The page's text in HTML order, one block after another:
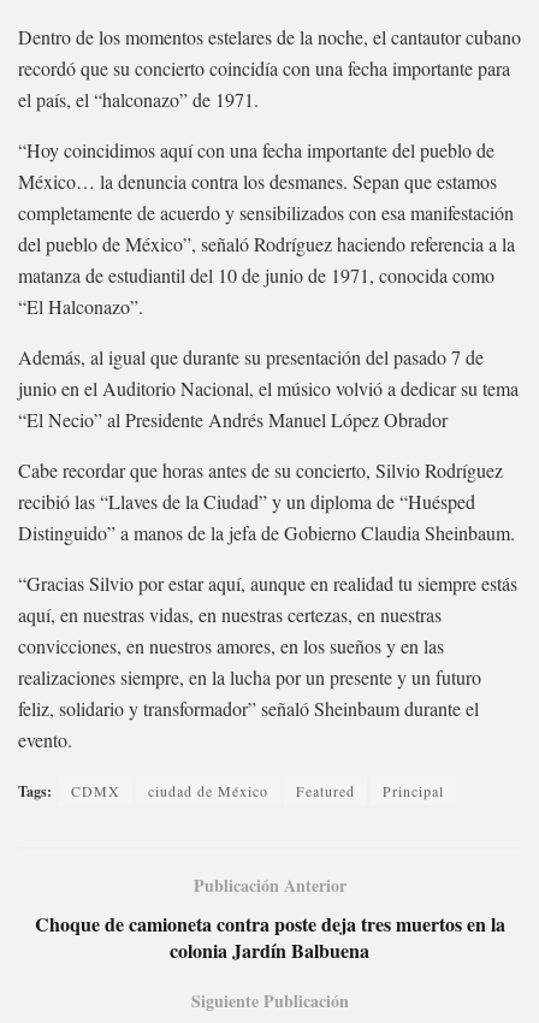
Dentro de los momentos estelares de la noche, el cantautor cubano
recordó que su concierto coincidía con una fecha importante para
el país, el “halconazo” de 1971.
“Hoy coincidimos aquí con una fecha importante del pueblo de
México… la denuncia contra los desmanes. Sepan que estamos
completamente de acuerdo y sensibilizados con esa manifestación
del pueblo de México”, señaló Rodríguez haciendo referencia a la
matanza de estudiantil del 10 de junio de 1971, conocida como
“El Halconazo”.
Además, al igual que durante su presentación del pasado 7 de
junio en el Auditorio Nacional, el músico volvió a dedicar su tema
“El Necio” al Presidente Andrés Manuel López Obrador
Cabe recordar que horas antes de su concierto, Silvio Rodríguez
recibió las “Llaves de la Ciudad” y un diploma de “Huésped
Distinguido” a manos de la jefa de Gobierno Claudia Sheinbaum.
“Gracias Silvio por estar aquí, aunque en realidad tu siempre estás
aquí, en nuestras vidas, en nuestras certezas, en nuestras
convicciones, en nuestros amores, en los sueños y en las
realizaciones siempre, en la lucha por un presente y un futuro
feliz, solidario y transformador” señaló Sheinbaum durante el
evento.
Tags: CDMX ciudad de México Featured Principal
Publicación Anterior
Choque de camioneta contra poste deja tres muertos en la
colonia Jardín Balbuena
Siguiente Publicación